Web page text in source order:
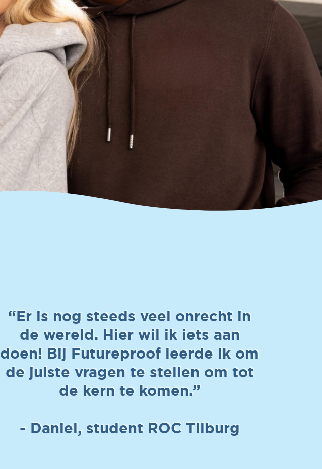
“Er is nog steeds veel onrecht in
de wereld. Hier wil ik iets aan
doen! Bij Futureproof leerde ik om
de juiste vragen te stellen om tot
de kern te komen.”
- Daniel, student ROC Tilburg